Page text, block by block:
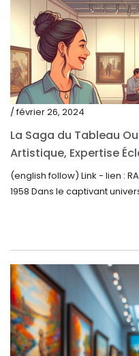
juillet 2021
juin 2021
mai 2021
avril 2021
mars 2021
janvier 2021
décembre 2020
novembre 2020
septembre 2020
juillet 2020
juin 2020
mai 2020
mars 2020
/ février 26, 2024
La Saga du Tableau
Artistique, Expertise
Inattendue
(english follow) Link - lien :
1958 Dans le captivant